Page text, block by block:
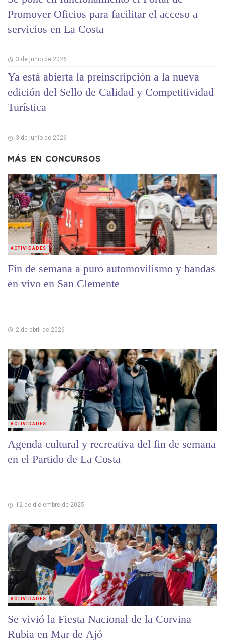
Promover Oficios para facilitar el acceso a
servicios en La Costa
3 de junio de 2026
Ya está abierta la preinscripción a la nueva
edición del Sello de Calidad y Competitividad
Turística
3 de junio de 2026
MÁS EN CONCURSOS
Fin de semana a puro automovilismo y bandas
en vivo en San Clemente
2 de abril de 2026
ACTIVIDADES
Agenda cultural y recreativa del fin de semana
en el Partido de La Costa
12 de diciembre de 2025
ACTIVIDADES
Se vivió la Fiesta Nacional de la Corvina
Rubia en Mar de Ajó
ACTIVIDADES